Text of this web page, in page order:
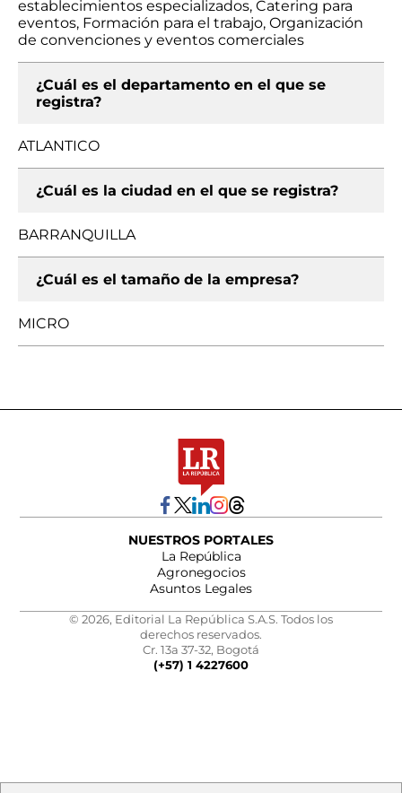
establecimientos especializados, Catering para
eventos, Formación para el trabajo, Organización
de convenciones y eventos comerciales
¿Cuál es el departamento en el que se
registra?
ATLANTICO
¿Cuál es la ciudad en el que se registra?
BARRANQUILLA
¿Cuál es el tamaño de la empresa?
MICRO
NUESTROS PORTALES
La República
Agronegocios
Asuntos Legales
© 2026, Editorial La República S.A.S. Todos los
derechos reservados.
Cr. 13a 37-32, Bogotá
(+57) 1 4227600